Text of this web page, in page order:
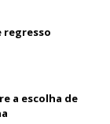
regresso
a escolha de